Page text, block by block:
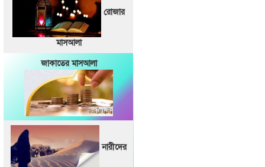
রোজার
মাসআলা
জাকাতের মাসআলা
নারীদের